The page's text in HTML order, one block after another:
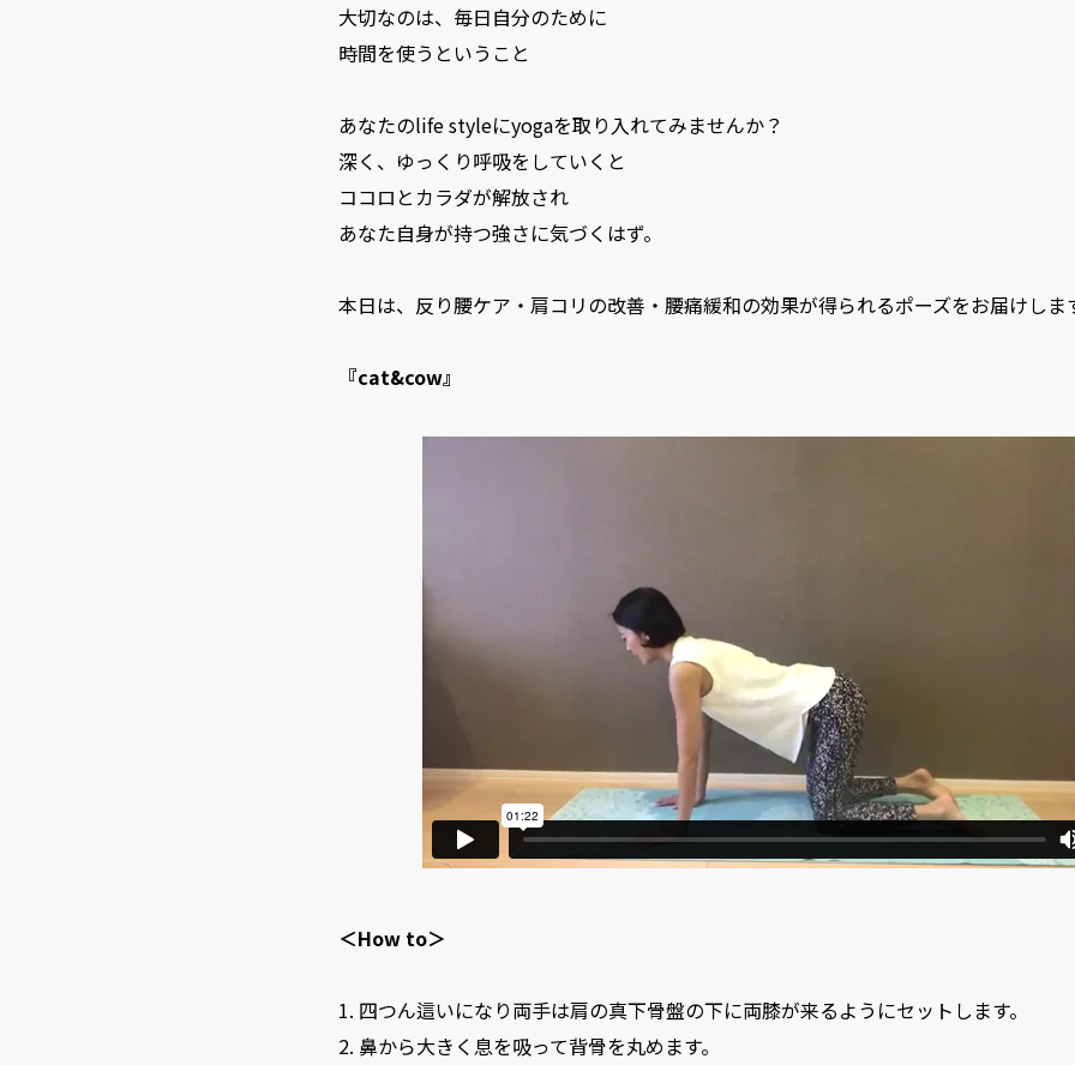
大切なのは、毎日自分のために
時間を使うということ
あなたのlife styleにyogaを取り入れてみませんか？
深く、ゆっくり呼吸をしていくと
ココロとカラダが解放され
あなた自身が持つ強さに気づくはず。
本日は、反り腰ケア・肩コリの改善・腰痛緩和の効果が得られるポーズをお届けしま
『cat&cow』
＜How to＞
1. 四つん這いになり両手は肩の真下骨盤の下に両膝が来るようにセットします。
2. 鼻から大きく息を吸って背骨を丸めます。